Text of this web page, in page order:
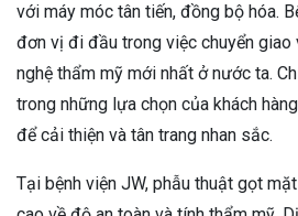
với máy móc tân tiến, đồng bộ hóa.
đơn vị đi đầu trong việc chuyển giao
nghệ thẩm mỹ mới nhất ở nước ta.
trong những lựa chọn của khách
để cải thiện và tân trang nhan sắc.
Tại bệnh viện JW, phẫu thuật gọt